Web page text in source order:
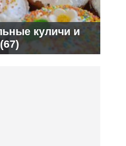
куличи и